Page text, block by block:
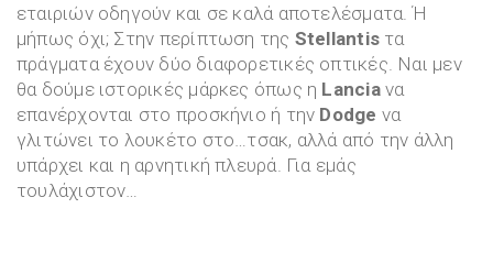
εταιριών οδηγούν και σε καλά αποτελέσματα. Ή
μήπως όχι; Στην περίπτωση της Stellantis τα
πράγματα έχουν δύο διαφορετικές οπτικές. Ναι μεν
θα δούμε ιστορικές μάρκες όπως η Lanciaνα
επανέρχονται στο προσκήνιο ή την Dodge να
γλιτώνει το λουκέτο στο…τσακ, αλλά από την άλλη
υπάρχει και η αρνητική πλευρά. Για εμάς
τουλάχιστον…